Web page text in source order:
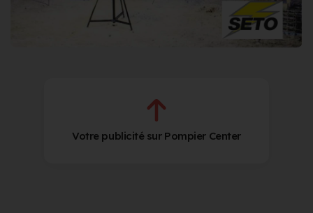
Votre publicité sur Pompier Center